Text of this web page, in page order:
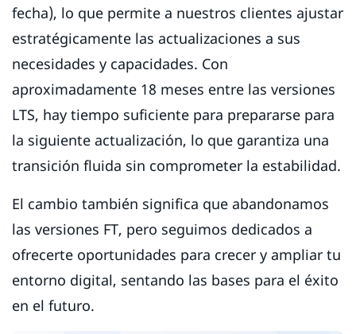
fecha), lo que permite a nuestros clientes ajustar
estratégicamente las actualizaciones a sus
necesidades y capacidades. Con
aproximadamente 18 meses entre las versiones
LTS, hay tiempo suficiente para prepararse para
la siguiente actualización, lo que garantiza una
transición fluida sin comprometer la estabilidad.
El cambio también significa que abandonamos
las versiones FT, pero seguimos dedicados a
ofrecerte oportunidades para crecer y ampliar tu
entorno digital, sentando las bases para el éxito
en el futuro.